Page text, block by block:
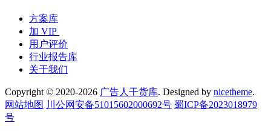
方案库
加 VIP
用户评价
行业报告库
关于我们
Copyright © 2020-2026 广告人干货库. Designed by nicetheme.
网站地图 川公网安备51015602000692号 蜀ICP备2023018979
号